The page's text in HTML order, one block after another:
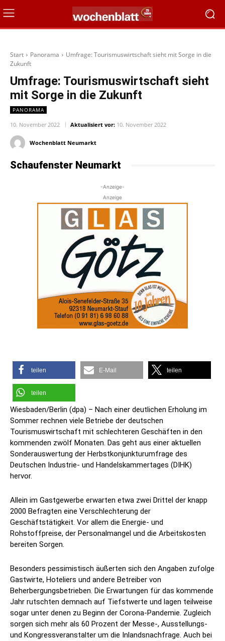
Start Panorama
Umfrage: Tourismuswirtschaft sieht mit Sorge in die
Zukunft
Umfrage: Tourismuswirtschaft sieht
mit Sorge in die Zukunft
PANORAMA
10. November 2022 Aktualisiert vor: 10. November 2022
Wochenblatt Neumarkt
Schaufenster Neumarkt
-Anzeige-
Anzeige
teilen E-Mail teilen
teilen
Wiesbaden/Berlin (dpa) – Nach einer deutlichen Erholung im
Sommer rechnen viele Betriebe der deutschen
Tourismuswirtschaft mit schlechteren Geschäften in den
kommenden zwölf Monaten. Das geht aus einer aktuellen
Sonderauswertung der Herbstkonjunkturumfrage des
Deutschen Industrie- und Handelskammertages (DIHK)
hervor.
Allein im Gastgewerbe erwarten etwa zwei Drittel der knapp
2000 Befragten eine Verschlechterung der
Geschäftstätigkeit. Vor allem die Energie- und
Rohstoffpreise, der Personalmangel und die Arbeitskosten
bereiten Sorgen.
Besonders pessimistisch äußerten sich den Angaben zufolge
Gastwirte, Hoteliers und andere Betreiber von
Beherbergungsbetrieben. Die Erwartungen für das kommende
Jahr rutschten demnach auf Tiefstwerte und lagen teilweise
sogar unter denen zu Beginn der Corona-Pandemie. Zugleich
sorgen sich mehr als 60 Prozent der Messe-, Ausstellungs-
und Kongressveranstalter um die Inlandsnachfrage. Auch bei